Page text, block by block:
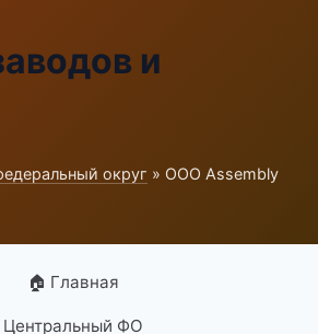
и
округ » ООО Assembly
🏠 Главная
Центральный ФО